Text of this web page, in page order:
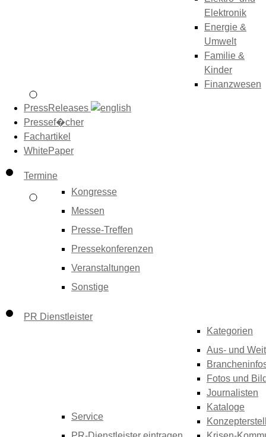
Elektronik
Energie &
Umwelt
Familie &
Kinder
Finanzwesen
PressReleases
Pressef�cher
Fachartikel
WhitePaper
Termine
Kongresse
Messen
Presse-Treffen
Pressekonferenzen
Veranstaltungen
Sonstige
PR Dienstleister
Service
Kategorien
Aus- und
Fotos und
Journalisten
Kataloge